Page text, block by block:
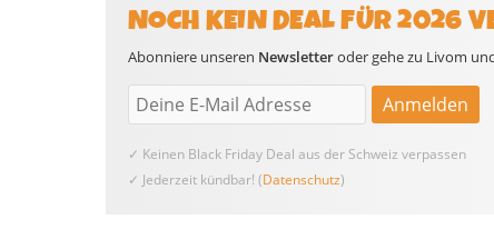
NOCH KEIN DEAL FÜR 2026
Abonniere unseren Newsletteroder gehe zu Livom
✓ Keinen Black Friday Deal aus der Schweiz verpassen
✓ Jederzeit kündbar! (Datenschutz)